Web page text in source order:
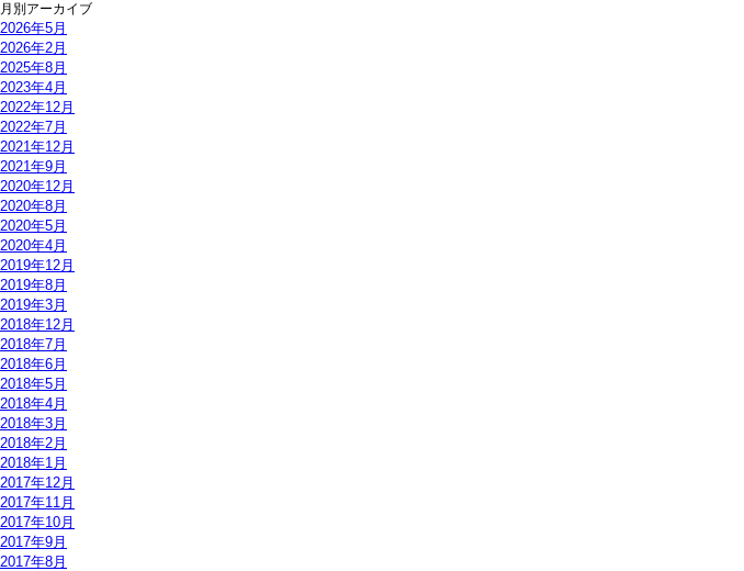
月別アーカイブ
2026年5月
2026年2月
2025年8月
2023年4月
2022年12月
2022年7月
2021年12月
2021年9月
2020年12月
2020年8月
2020年5月
2020年4月
2019年12月
2019年8月
2019年3月
2018年12月
2018年7月
2018年6月
2018年5月
2018年4月
2018年3月
2018年2月
2018年1月
2017年12月
2017年11月
2017年10月
2017年9月
2017年8月